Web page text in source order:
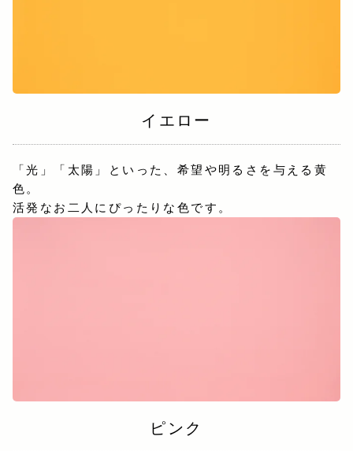
イエロー
「光」「太陽」といった、希望や明るさを与える黄
色。
活発なお二人にぴったりな色です。
ピンク